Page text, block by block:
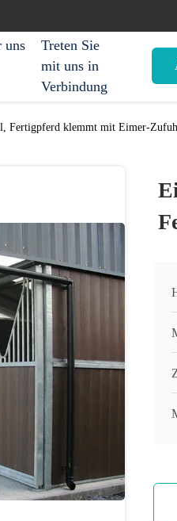
uns
Treten Sie
mit uns in
Verbindung
Fertigpferd klemmt mit Eimer-